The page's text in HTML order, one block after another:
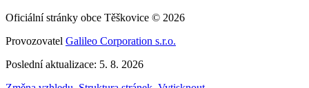
Oficiální stránky obce Těškovice © 2026
Provozovatel Galileo Corporation s.r.o.
Poslední aktualizace: 5. 8. 2026